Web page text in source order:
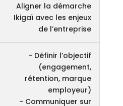
Aligner la démarche
Ikigaï avec les enjeux
de l’entreprise
- Définir l’objectif
(engagement,
rétention, marque
employeur)
- Communiquer sur